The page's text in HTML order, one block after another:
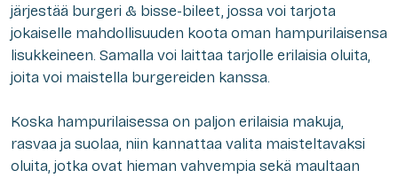
järjestää burgeri & bisse-bileet, jossa voi tarjota
jokaiselle mahdollisuuden koota oman hampurilaisensa
lisukkeineen. Samalla voi laittaa tarjolle erilaisia oluita,
joita voi maistella burgereiden kanssa.
Koska hampurilaisessa on paljon erilaisia makuja,
rasvaa ja suolaa, niin kannattaa valita maisteltavaksi
oluita, jotka ovat hieman vahvempia sekä maultaan